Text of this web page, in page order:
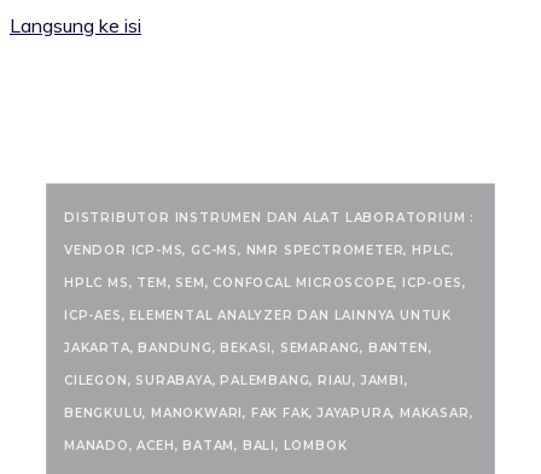
Langsung ke isi
DISTRIBUTOR INSTRUMEN DAN ALAT LABORATORIUM :
VENDOR ICP-MS, GC-MS, NMR SPECTROMETER, HPLC,
HPLC MS, TEM, SEM, CONFOCAL MICROSCOPE, ICP-OES,
ICP-AES, ELEMENTAL ANALYZER DAN LAINNYA UNTUK
JAKARTA, BANDUNG, BEKASI, SEMARANG, BANTEN,
CILEGON, SURABAYA, PALEMBANG, RIAU, JAMBI,
BENGKULU, MANOKWARI, FAK FAK, JAYAPURA, MAKASAR,
MANADO, ACEH, BATAM, BALI, LOMBOK